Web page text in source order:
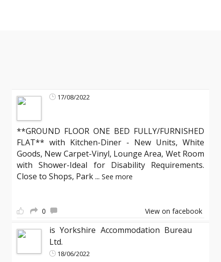
17/08/2022
**GROUND FLOOR ONE BED FULLY/FURNISHED
FLAT** with Kitchen-Diner - New Units, White
Goods, New Carpet-Vinyl, Lounge Area, Wet Room
with Shower-Ideal for Disability Requirements.
Close to Shops, Park... See more
0 View on facebook
is Yorkshire Accommodation Bureau
Ltd.
18/06/2022